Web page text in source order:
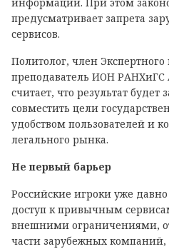
предусматривает запрета
сервисов.
Политолог, член Экспертного
преподаватель ИОН
считает, что результат будет
совместить цели
удобством пользователей и
легального рынка.
Не первый барьер
Российские игроки уже
доступ к привычным
внешними ограничениями,
части зарубежных